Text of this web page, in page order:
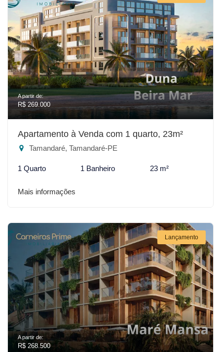
A partir de:
R$ 269.000
Apartamento à Venda com 1 quarto, 23m²
Tamandaré, Tamandaré-PE
1 Quarto 1 Banheiro 23 m²
Mais informações
Lançamento
A partir de:
R$ 268.500